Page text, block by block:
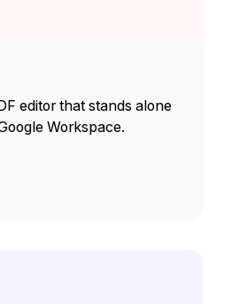
editor that stands alone
Workspace.